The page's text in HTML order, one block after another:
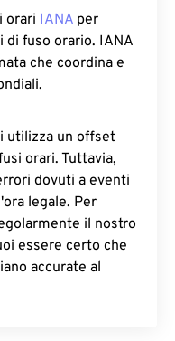
orari IANA per
di fuso orario. IANA
che coordina e
utilizza un offset
orari. Tuttavia,
dovuti a eventi
legale. Per
il nostro
essere certo che
accurate al